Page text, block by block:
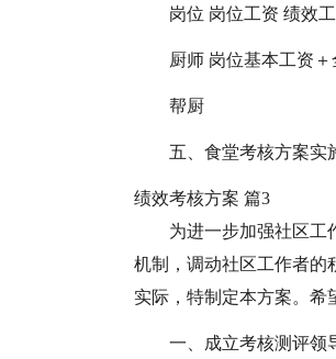
岗位 岗位工资 绩效
厨师 岗位基本工资
帮厨
五、食堂考核方案实
绩效考核方案 篇3
为进一步加强社区工
机制，调动社区工作者的
实际，特制定本方案。希
一、成立考核测评领